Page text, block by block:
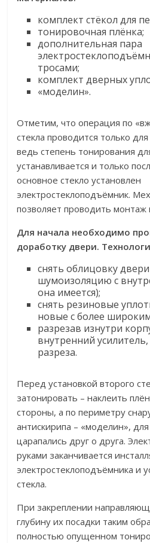
комплект стёкол для
тонировочная плёнка;
дополнительная пара
тросами;
комплект дверных
«моделин».
Отметим, что операция по
стекла проводится только
ведь степень тонирования
устанавливается и только
основное стекло установлен
электростеклоподъёмник.
позволяет проводить монтаж
Для начала необходимо
доработку двери.
снять облицовку
шумоизоляцию с
она имеется);
снять резиновые
новые с более
разрезав изнутри
внутренний
разреза.
Перед установкой второго
затонировать – наклеить
стороны, а по периметру
антискирипа – «моделин»,
царапались друг о друга.
руками заканчивается
электростеклоподъёмника и
стекла.
При закреплении
глубину их посадки таким
полностью опущенном